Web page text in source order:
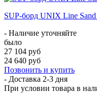
SUP-борд UNIX Line
- Наличие уточняйте
было
27 104 руб
24 640 руб
Позвонить и купить
- Доставка 2-3 дня
При условии товара в